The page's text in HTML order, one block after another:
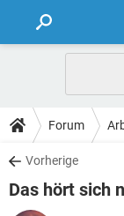
FORUM
TIPPS
Forum
Vorherige
Das hört sich